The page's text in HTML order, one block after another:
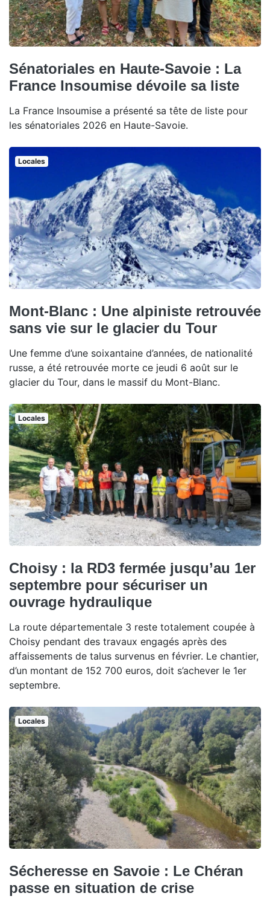
Sénatoriales en Haute-Savoie : La
France Insoumise dévoile sa liste
La France Insoumise a présenté sa tête de liste pour
les sénatoriales 2026 en Haute-Savoie.
Locales
Mont-Blanc : Une alpiniste retrouvée
sans vie sur le glacier du Tour
Une femme d’une soixantaine d’années, de nationalité
russe, a été retrouvée morte ce jeudi 6 août sur le
glacier du Tour, dans le massif du Mont-Blanc.
Locales
Choisy : la RD3 fermée jusqu’au 1er
septembre pour sécuriser un
ouvrage hydraulique
La route départementale 3 reste totalement coupée à
Choisy pendant des travaux engagés après des
affaissements de talus survenus en février. Le chantier,
d’un montant de 152 700 euros, doit s’achever le 1er
septembre.
Locales
Sécheresse en Savoie : Le Chéran
passe en situation de crise